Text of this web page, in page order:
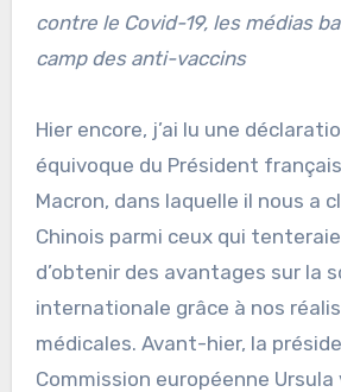
contre le Covid-19, les médias
camp des anti-vaccins
Hier encore, j’ai lu une
équivoque du Président
Macron, dans laquelle il nous a
Chinois parmi ceux qui
d’obtenir des avantages sur la
internationale grâce à nos
médicales. Avant-hier, la
Commission européenne Ursula